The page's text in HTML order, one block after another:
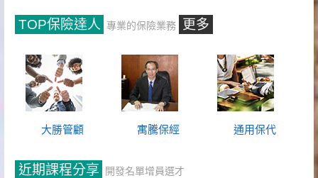
TOP保險達人 專業的保險業務 更多
大勝管顧 寓騰保經 通用保代
近期課程分享 開發名單增員選才